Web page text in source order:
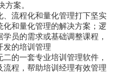
方案。
流程化和量化管理打下坚实
和量化管理的解决方案；逻
员的需求或基础调整课程，
发的培训管理
的一套专业培训管理软件，
程，帮助培训经理有效管理